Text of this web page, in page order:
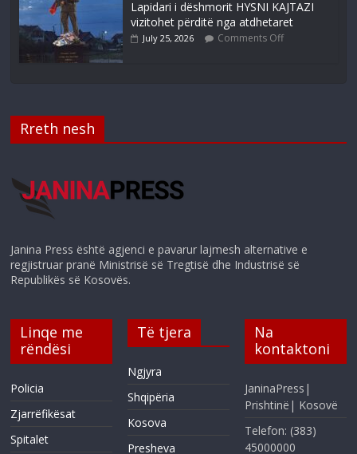
Lapidari i dëshmorit HYSNI KAJTAZI
vizitohet përditë nga atdhetaret
July 25, 2026 Comments Off
Rreth nesh
Janina Press është agjenci e pavarur lajmesh alternative e
regjistruar pranë Ministrisë së Tregtisë dhe Industrisë së
Republikës së Kosovës.
Linqe me
rëndësi
Policia
Zjarrëfikësat
Spitalet
Të tjera
Ngjyra
Shqipëria
Kosova
Presheva
Na
kontaktoni
JaninaPress|
Prishtinë| Kosovë
Telefon: (383)
45000000